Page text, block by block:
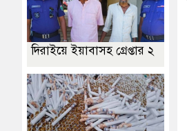
দিরাইয়ে ইয়াবাসহ গ্রেপ্তার ২